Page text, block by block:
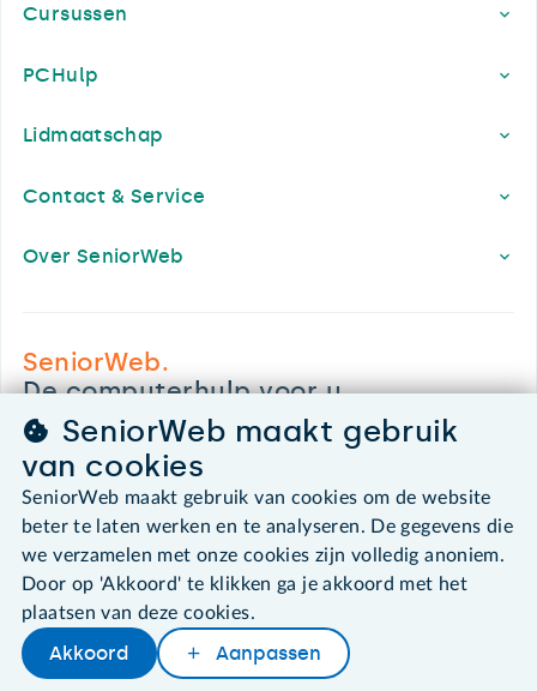
Cursussen
PCHulp
Lidmaatschap
Contact & Service
Over SeniorWeb
SeniorWeb.
De computerhulp voor u.
030 - 276 99 65
leden@seniorweb.nl
©2026 SeniorWeb
Algemene voorwaarden
Cookies en cookie-instellingen
SeniorWeb maakt gebruik
van cookies
SeniorWeb maakt gebruik van cookies om de website
beter te laten werken en te analyseren. De gegevens die
we verzamelen met onze cookies zijn volledig anoniem.
Door op 'Akkoord' te klikken ga je akkoord met het
plaatsen van deze cookies.
Akkoord Aanpassen